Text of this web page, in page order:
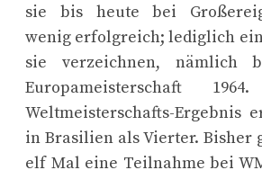
sie bis heute bei
wenig erfolgreich; lediglich
sie verzeichnen, nämlich
Europameisterschaft
Weltmeisterschafts-Ergebnis
in Brasilien als Vierter. Bisher
elf Mal eine Teilnahme bei